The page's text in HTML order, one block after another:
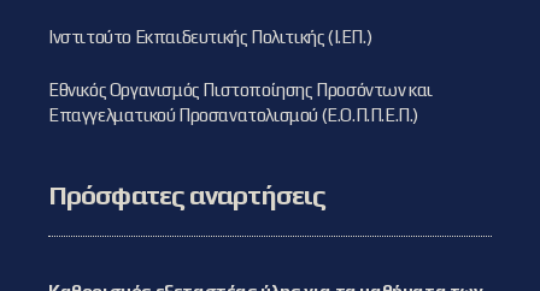
Ινστιτούτο Εκπαιδευτικής Πολιτικής (Ι.ΕΠ.)
Εθνικός Οργανισμός Πιστοποίησης Προσόντων και
Επαγγελματικού Προσανατολισμού (Ε.Ο.Π.Π.Ε.Π.)
Πρόσφατες αναρτήσεις